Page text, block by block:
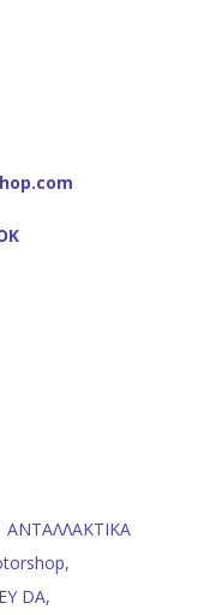
ΑΝΤΑΛΛΑΚΤΙΚΑ
DA,